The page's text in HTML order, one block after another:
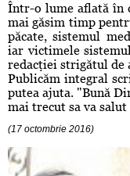
Într-o lume aflată în
mai găsim timp
păcate, sistemul
iar victimele
redacţiei strigătul de
Publicăm integral
putea ajuta. "Bună
mai trecut sa va salut
(17 octombrie 2016)